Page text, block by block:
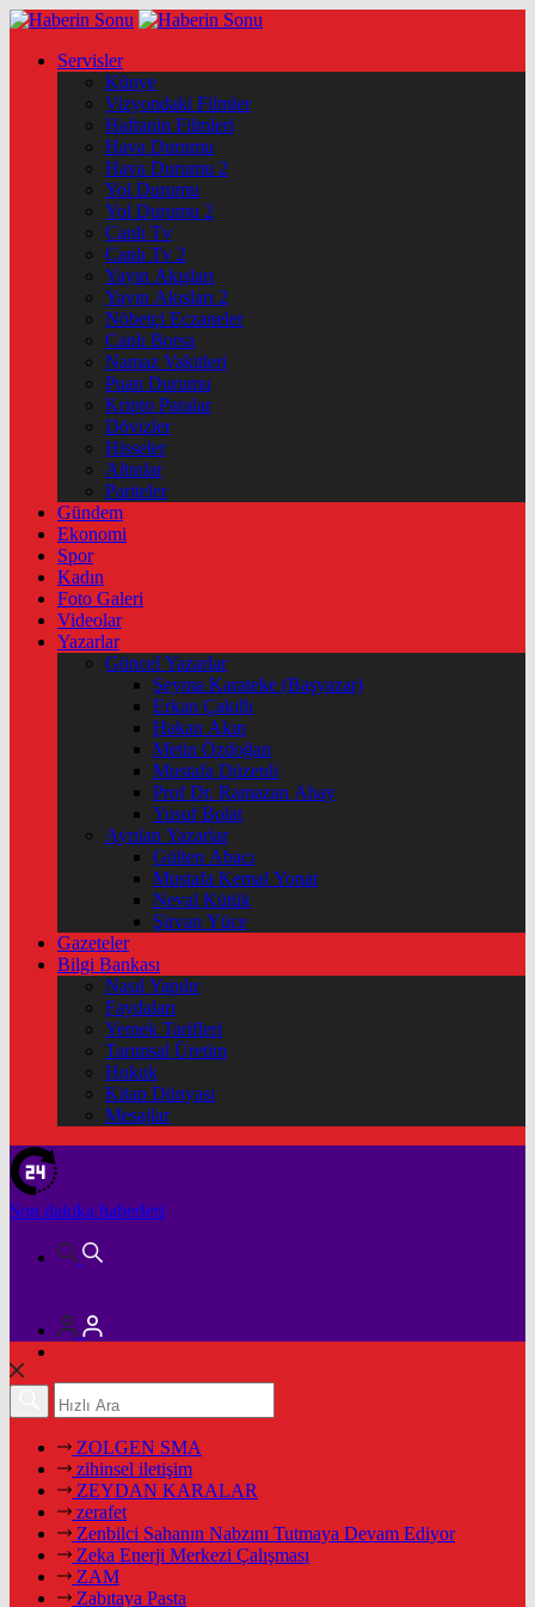
Servisler
Künye
Vizyondaki Filmler
Haftanin Filmleri
Hava Durumu
Hava Durumu 2
Yol Durumu
Yol Durumu 2
Canlı Tv
Canlı Tv 2
Yayın Akışları
Yayın Akışları 2
Nöbetçi Eczaneler
Canlı Borsa
Namaz Vakitleri
Puan Durumu
Kripto Paralar
Dövizler
Hisseler
Altınlar
Pariteler
Gündem
Ekonomi
Spor
Kadın
Foto Galeri
Videolar
Yazarlar
Güncel Yazarlar
Şeyma Karateke (Başyazar)
Erkan Çakıllı
Hakan Akın
Metin Özdoğan
Mustafa Düzenli
Prof Dr. Ramazan Abay
Yusuf Bolat
Ayrılan Yazarlar
Gülten Abacı
Mustafa Kemal Yonat
Neval Kütük
Şirvan Yüce
Gazeteler
Bilgi Bankası
Nasıl Yapılır
Faydaları
Yemek Tarifleri
Tarımsal Üretim
Hukuk
Kitap Dünyası
Mesajlar
Son dakika haberleri
ZOLGEN SMA
zihinsel iletişim
ZEYDAN KARALAR
zerafet
Zenbilci Sahanın Nabzını Tutmaya Devam Ediyor
Zeka Enerji Merkezi Çalışması
ZAM
Zabıtaya Pasta